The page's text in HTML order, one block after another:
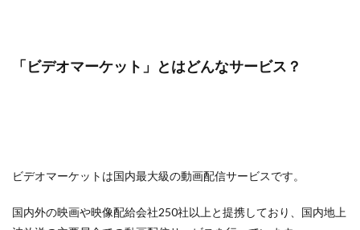
「ビデオマーケット」とはどんなサービス？
ビデオマーケットは国内最大級の動画配信サービスです。
国内外の映画や映像配給会社250社以上と提携しており、国内地上